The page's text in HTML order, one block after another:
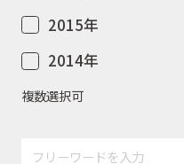
2015年
2014年
複数選択可